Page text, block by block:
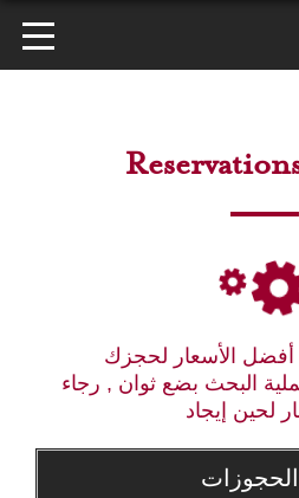
الأسعار لحجزك
البحث بضع ثوان , رجاء
لحين إيجاد
الحجوزات